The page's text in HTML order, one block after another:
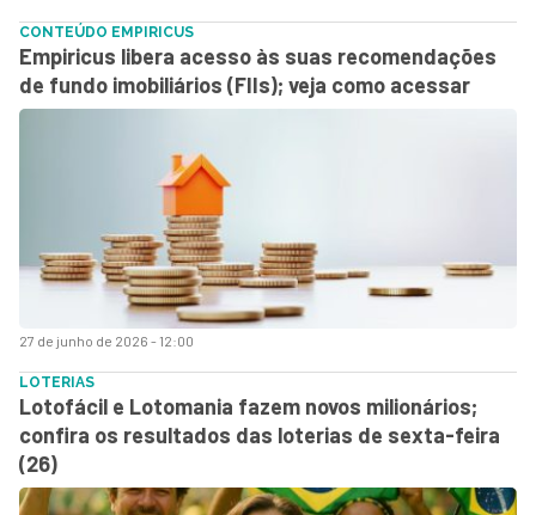
27 de junho de 2026 - 12:00
CONTEÚDO EMPIRICUS
Empiricus libera acesso às suas recomendações
de fundo imobiliários (FIIs); veja como acessar
LOTERIAS
Lotofácil e Lotomania fazem novos milionários;
confira os resultados das loterias de sexta-feira
(26)